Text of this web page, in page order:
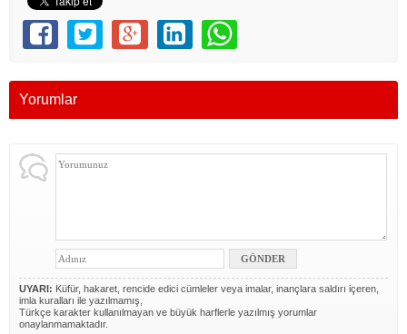
Yorumlar
UYARI: Küfür, hakaret, rencide edici cümleler veya imalar, inançlara saldırı içeren,
imla kuralları ile yazılmamış,
Türkçe karakter kullanılmayan ve büyük harflerle yazılmış yorumlar
onaylanmamaktadır.